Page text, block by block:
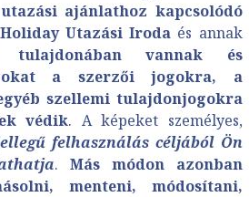
ajánlathoz kapcsolódó
Utazási Iroda és annak
tulajdonában vannak és
a szerzői jogokra, a
szellemi tulajdonjogokra
védik. A képeket személyes,
felhasználás céljából Ön
. Más módon azonban
menteni, módosítani,